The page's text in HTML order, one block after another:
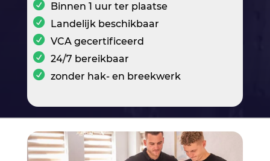
Binnen 1 uur ter plaatse
Landelijk beschikbaar
VCA gecertificeerd
24/7 bereikbaar
zonder hak- en breekwerk